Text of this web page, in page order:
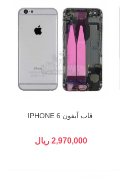
قاب آیفون IPHONE 6
2,970,000 ریال